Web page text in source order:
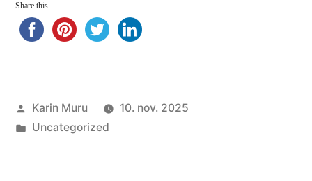
Share this...
Posted
by
Karin Muru
10. nov. 2025
Posted
Uncategorized